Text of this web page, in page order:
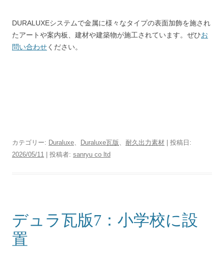
DURALUXEシステムで金属に様々なタイプの表面加飾を施され
たアートや案内板、建材や建築物が施工されています。ぜひお
問い合わせください。
カテゴリー: Duraluxe、 Duraluxe瓦版、 耐久出力素材 | 投稿日:
2026/05/11
投稿者: sanryu co ltd
デュラ瓦版7：小学校に設
置